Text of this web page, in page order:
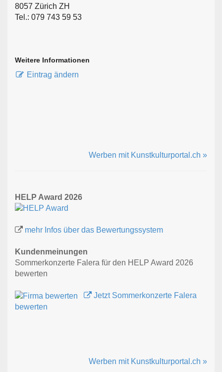
8057 Zürich ZH
Tel.: 079 743 59 53
Weitere Informationen
Eintrag ändern
Werben mit Kunstkulturportal.ch »
HELP Award 2026
mehr Infos über das Bewertungssystem
Kundenmeinungen
Sommerkonzerte Falera für den HELP Award 2026
bewerten
Jetzt Sommerkonzerte Falera
bewerten
Werben mit Kunstkulturportal.ch »